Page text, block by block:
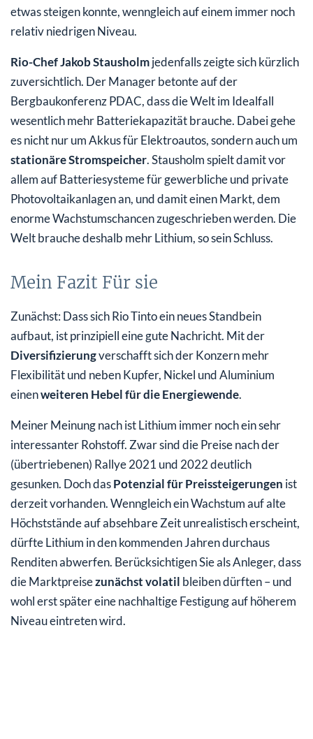
etwas steigen konnte, wenngleich auf einem immer noch
relativ niedrigen Niveau.
Rio-Chef Jakob Stausholmjedenfalls zeigte sich kürzlich
zuversichtlich. Der Manager betonte auf der
Bergbaukonferenz PDAC, dass die Welt im Idealfall
wesentlich mehr Batteriekapazität brauche. Dabei gehe
es nicht nur um Akkus für Elektroautos, sondern auch um
stationäre Stromspeicher. Stausholm spielt damit vor
allem auf Batteriesysteme für gewerbliche und private
Photovoltaikanlagen an, und damit einen Markt, dem
enorme Wachstumschancen zugeschrieben werden. Die
Welt brauche deshalb mehr Lithium, so sein Schluss.
Mein Fazit Für sie
Zunächst: Dass sich Rio Tinto ein neues Standbein
aufbaut, ist prinzipiell eine gute Nachricht. Mit der
Diversifizierungverschafft sich der Konzern mehr
Flexibilität und neben Kupfer, Nickel und Aluminium
einenweiteren Hebel für die Energiewende.
Meiner Meinung nach ist Lithium immer noch ein sehr
interessanter Rohstoff. Zwar sind die Preise nach der
(übertriebenen) Rallye 2021 und 2022 deutlich
gesunken. Doch dasPotenzial für Preissteigerungen ist
derzeit vorhanden. Wenngleich ein Wachstum auf alte
Höchststände auf absehbare Zeit unrealistisch erscheint,
dürfte Lithium in den kommenden Jahren durchaus
Renditen abwerfen. Berücksichtigen Sie als Anleger, dass
die Marktpreisezunächst volatil bleiben dürften – und
wohl erst später eine nachhaltige Festigung auf höherem
Niveau eintreten wird.